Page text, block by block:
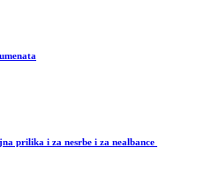
prilika i za nesrbe i za nealbance